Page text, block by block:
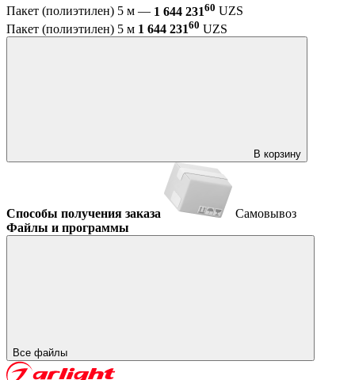
Пакет (полиэтилен) 5 м — 1 644 23160 UZS
Пакет (полиэтилен) 5 м 1 644 23160 UZS
В корзину
Способы получения заказа
Самовывоз
Файлы и программы
Все файлы